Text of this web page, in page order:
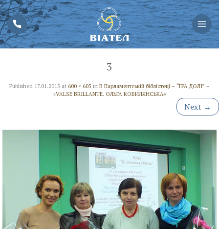
3
Published 17.01.2015 at 600 × 605 in В Парламентській бібліотеці – “ГРА ДОЛІ” –
«VALSE BRILLANTE. ОЛЬГА КОБИЛЯНСЬКА»
Next →